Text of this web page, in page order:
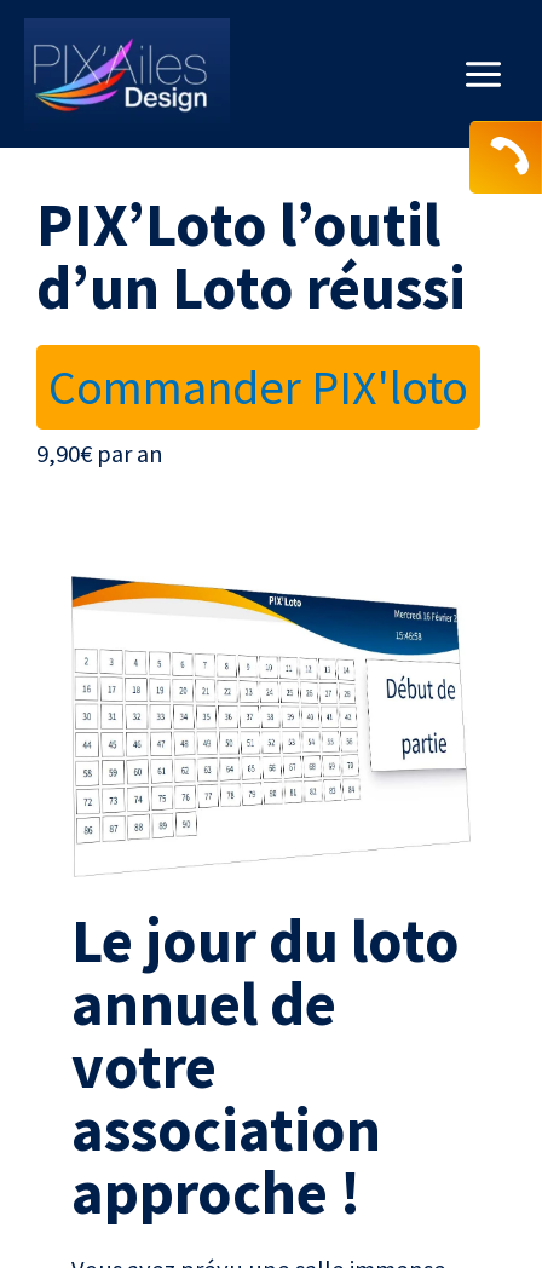
Aller
contenu
Main
Menu
PIX’Loto l’outil
d’un Loto réussi
Commander PIX'loto
9,90€ par an
Le jour du loto
annuelde
votre
association
approche !